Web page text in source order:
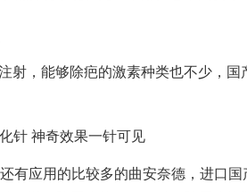
射，能够除疤的激素种类也不少，
有应用的比较多的曲安奈德，进口国